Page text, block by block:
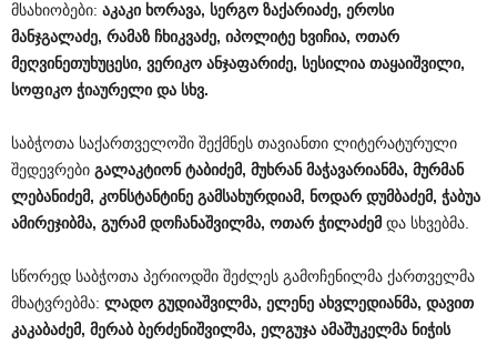
მსახიობები: აკაკი ხორავა, სერგო ზაქარიაძე, ეროსი
მანჯგალაძე, რამაზ ჩხიკვაძე, იპოლიტე ხვიჩია, ოთარ
მეღვინეთუხუცესი, ვერიკო ანჯაფარიძე, სესილია თაყაიშვილი,
სოფიკო ჭიაურელი და სხვ.
საბჭოთა საქართველოში შექმნეს თავიანთი ლიტერატურული
შედევრები გალაკტიონ ტაბიძემ, მუხრან მაჭავარიანმა, მურმან
ლებანიძემ, კონსტანტინე გამსახურდიამ, ნოდარ დუმბაძემ, ჭაბუა
ამირეჯიბმა, გურამ დოჩანაშვილმა, ოთარ ჭილაძემ და სხვებმა.
სწორედ საბჭოთა პერიოდში შეძლეს გამოჩენილმა ქართველმა
მხატვრებმა: ლადო გუდიაშვილმა, ელენე ახვლედიანმა, დავით
კაკაბაძემ, მერაბ ბერძენიშვილმა, ელგუჯა ამაშუკელმა ნიჭის